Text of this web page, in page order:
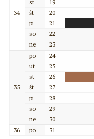
34
st
19
št
20
pi
21
so
22
ne
23
35
po
24
ut
25
st
26
št
27
pi
28
so
29
ne
30
36
po 31